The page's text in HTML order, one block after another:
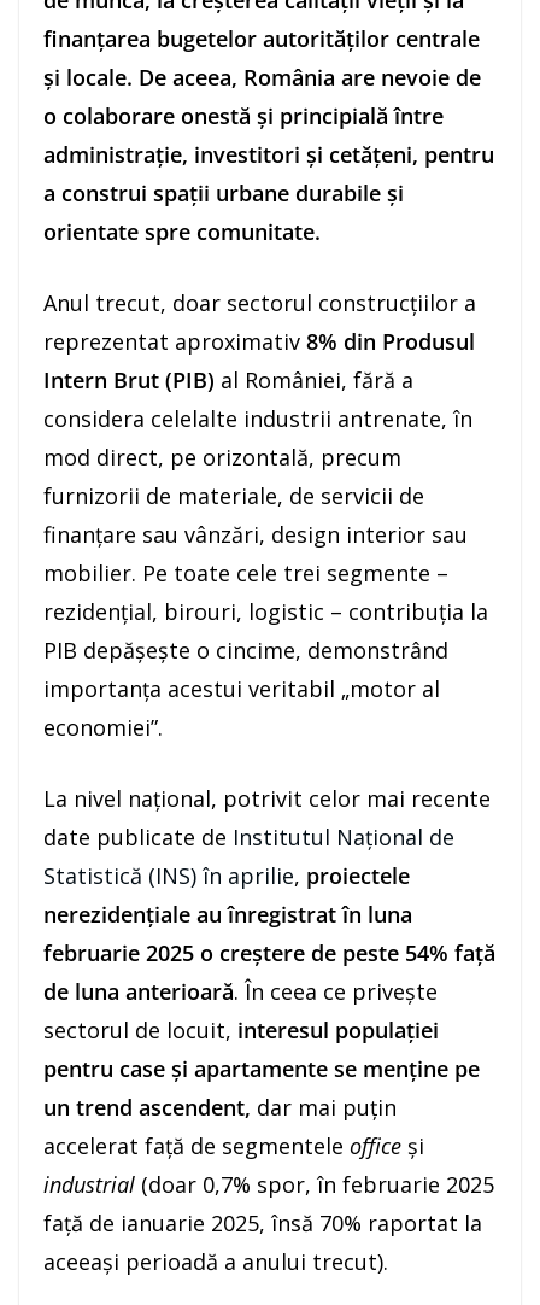
finanțarea bugetelor autorităților centrale
și locale. De aceea, România are nevoie de
o colaborare onestă și principială între
administrație, investitori și cetățeni, pentru
a construi spații urbane durabile și
orientate spre comunitate.
Anul trecut, doar sectorul construcțiilor a
reprezentat aproximativ 8% din Produsul
Intern Brut (PIB) al României, fără a
considera celelalte industrii antrenate, în
mod direct, pe orizontală, precum
furnizorii de materiale, de servicii de
finanțare sau vânzări, design interior sau
mobilier. Pe toate cele trei segmente –
rezidențial, birouri, logistic – contribuția la
PIB depășește o cincime, demonstrând
importanța acestui veritabil „motor al
economiei”.
La nivel național, potrivit celor mai recente
date publicate de Institutul Național de
Statistică (INS) în aprilie, proiectele
nerezidențiale au înregistrat în luna
februarie 2025 o creștere de peste 54% față
de luna anterioară. În ceea ce privește
sectorul de locuit, interesul populației
pentru case și apartamente se menține pe
un trend ascendent, dar mai puțin
accelerat față de segmentele office și
industrial (doar 0,7% spor, în februarie 2025
față de ianuarie 2025, însă 70% raportat la
aceeași perioadă a anului trecut).